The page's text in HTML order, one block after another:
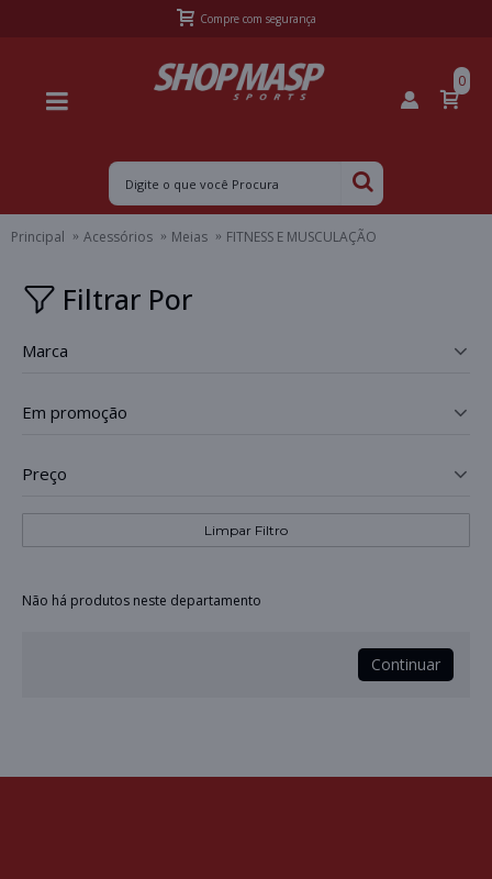
Compre com segurança
0
Principal Acessórios Meias FITNESS E MUSCULAÇÃO
Filtrar Por
marca
em promoção
preço
Limpar Filtro
Não há produtos neste departamento
Continuar